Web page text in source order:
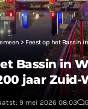
> Feest op het Bassin in Weert
Bassin in
jaar Zuid-
9 mei 2026 08:03